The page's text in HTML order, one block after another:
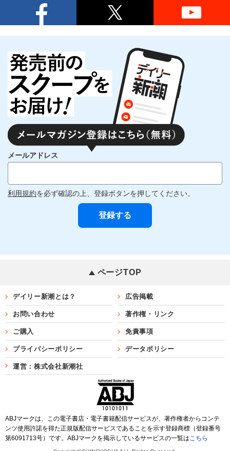
メールアドレス
利用規約を必ず確認の上、登録ボタンを押してください。
ページTOP
デイリー新潮とは？ 広告掲載
お問い合わせ 著作権・リンク
ご購入 免責事項
プライバシーポリシー データポリシー
運営：株式会社新潮社
ABJマークは、この電子書店・電子書籍配信サービスが、著作権者からコンテ
ンツ使用許諾を得た正規版配信サービスであることを示す登録商標（登録番号
第6091713号）です。ABJマークを掲示しているサービスの一覧はこちら